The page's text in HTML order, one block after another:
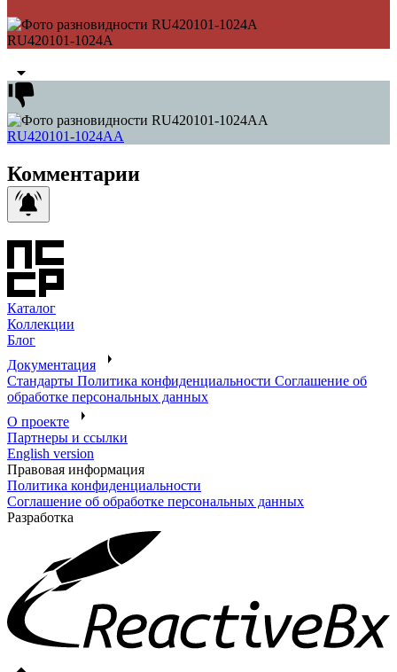
RU420101-1024A
RU420101-1024AA
Комментарии
Каталог
Коллекции
Блог
Документация
Стандарты Политика конфиденциальности Соглашение об
обработке персональных данных
О проекте
Партнеры и ссылки
English version
Правовая информация
Политика конфиденциальности
Соглашение об обработке персональных данных
Разработка